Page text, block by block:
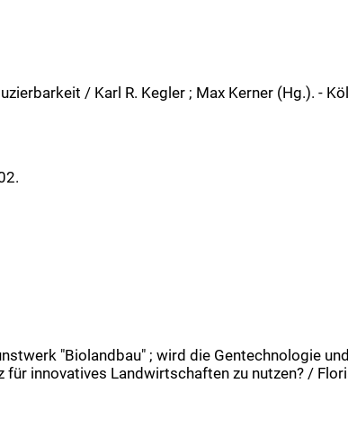
/ Karl R. Kegler ; Max Kerner (Hg.). -
"Biolandbau" ; wird die Gentechnologie
innovatives Landwirtschaften zu nutzen? /